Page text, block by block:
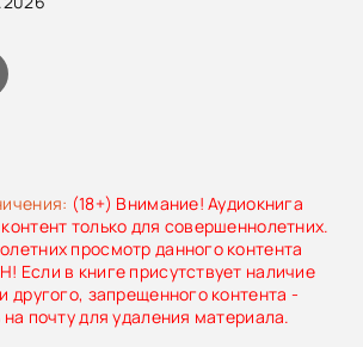
(18+) Внимание! Аудиокнига
только для совершеннолетних.
просмотр данного контента
в книге присутствует наличие
другого, запрещенного контента -
почту для удаления материала.